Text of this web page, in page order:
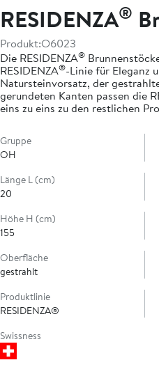
RESIDENZA®
Produkt:O6023
Die RESIDENZA®
RESIDENZA®-Linie für Eleganz
Natursteinvorsatz, der
gerundeten Kanten passen die
eins zu eins zu den restlichen
Gruppe
OH
Länge L (cm)
20
Höhe H (cm)
155
Oberfläche
gestrahlt
Produktlinie
RESIDENZA®
Swissness